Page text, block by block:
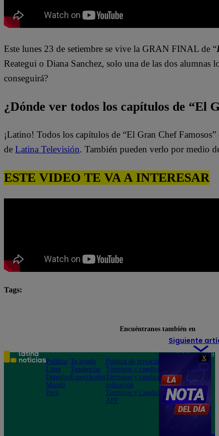
X
Este lunes 23 de setiembre se vive la GRAN FINAL de “
Reategui o Diana Sanchez, solo una de las dos alumnas
conseguirá?
¿Dónde ver todos los capítulos de “El
¡Latino! Todos los capítulos de “El Gran Chef
de Latina Televisión. También pueden verlo por medio
ESTE VIDEO TE VA A INTERESAR
Tags:
Siguiente
Encuéntranos también en
Política
Lima
Deportes
Mundo
Perú
Te ayudo
Tendencias
Espectáculos
Política de privacidad
Términos y condiciones
Términos y condiciones
aplicación
Términos y Condiciones
APP
Teléfono: 219
Av. San
Felipe 968
Jesús María